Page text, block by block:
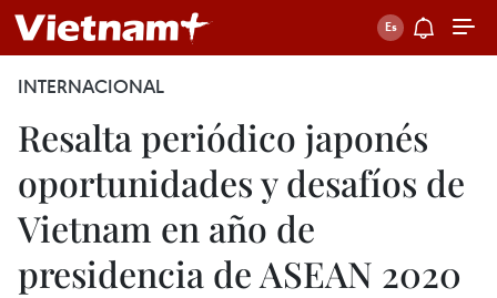
INTERNACIONAL
Resalta periódico japonés
oportunidades y desafíos de
Vietnam en año de
presidencia de ASEAN 2020